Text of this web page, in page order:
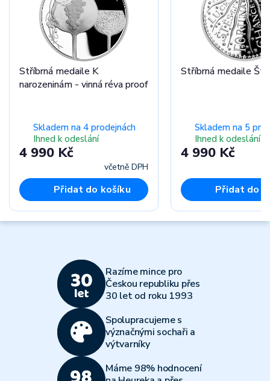
Stříbrná medaile K
narozeninám - vinná réva proof
Skladem na 4 prodejnách
Ihned k odeslání
4 990 Kč
včetně DPH
Přidat do košíku
Stříbrná medaile
Skladem na 5
Ihned k odeslání
4 990 Kč
Přidat do
Razíme mince pro
Českou republiku přes
30 let od roku 1993
Spolupracujeme s
význačnými sochaři a
výtvarníky
Máme 98% hodnocení